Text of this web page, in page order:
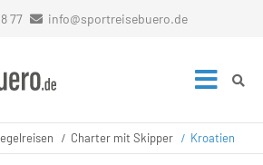
77 info@sportreisebuero.de
Charter mit Skipper Kroatien